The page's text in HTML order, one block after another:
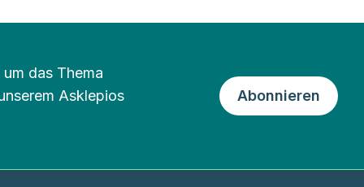
das Thema
Asklepios
Abonnieren